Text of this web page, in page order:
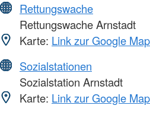
Rettungswache
Rettungswache Arnstadt
Karte: Link zur Google
Sozialstationen
Sozialstation Arnstadt
Karte: Link zur Google